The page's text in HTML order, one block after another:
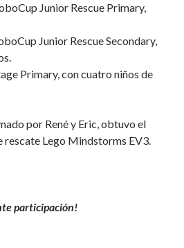
Junior Rescue Primary,
Junior Rescue Secondary,
Primary, con cuatro niños de
por René y Eric, obtuvo el
rescate Lego Mindstorms EV3.
participación!